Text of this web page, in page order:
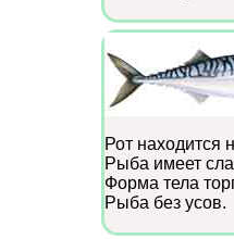
Рот находится
Рыба имеет
Форма тела
Рыба без усов.